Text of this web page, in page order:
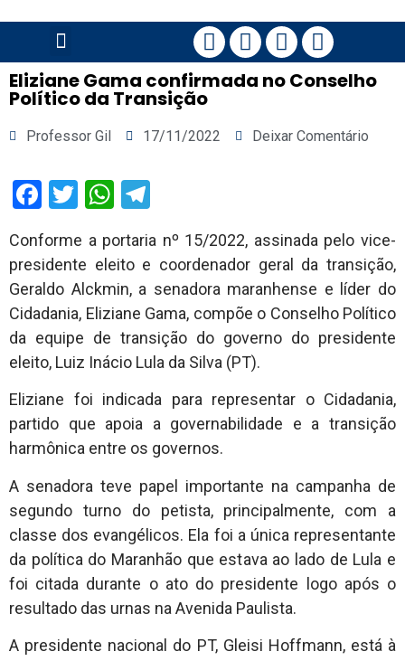
Eliziane Gama confirmada no Conselho
Político da Transição
Professor Gil 17/11/2022 Deixar Comentário
Facebook
TwitterWhatsApp
Conforme a portaria nº 15/2022, assinada pelo vice-
presidente eleito e coordenador geral da transição,
Geraldo Alckmin, a senadora maranhense e líder do
Cidadania, Eliziane Gama, compõe o Conselho Político
da equipe de transição do governo do presidente
eleito, Luiz Inácio Lula da Silva (PT).
Eliziane foi indicada para representar o Cidadania,
partido que apoia a governabilidade e a transição
harmônica entre os governos.
A senadora teve papel importante na campanha de
segundo turno do petista, principalmente, com a
classe dos evangélicos. Ela foi a única representante
da política do Maranhão que estava ao lado de Lula e
foi citada durante o ato do presidente logo após o
resultado das urnas na Avenida Paulista.
A presidente nacional do PT, Gleisi Hoffmann, está à